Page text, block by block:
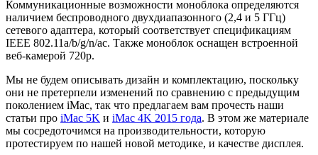
Коммуникационные возможности моноблока определяются
наличием беспроводного двухдиапазонного (2,4 и 5 ГГц)
сетевого адаптера, который соответствует спецификациям
IEEE 802.11a/b/g/n/ac. Также моноблок оснащен встроенной
веб-камерой 720р.
Мы не будем описывать дизайн и комплектацию, поскольку
они не претерпели изменений по сравнению с предыдущим
поколением iMac, так что предлагаем вам прочесть наши
статьи про iMac 5K и iMac 4K 2015 года. В этом же материале
мы сосредоточимся на производительности, которую
протестируем по нашей новой методике, и качестве дисплея.